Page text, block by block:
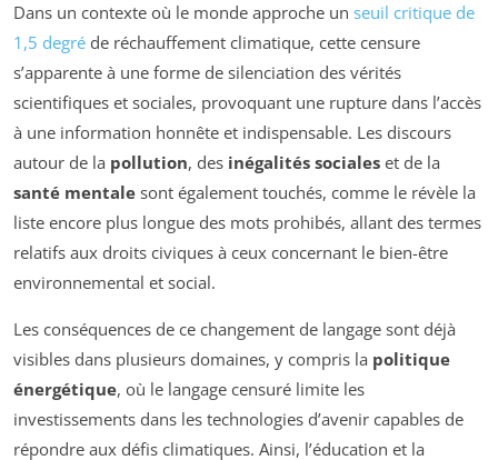
Dans un contexte où le monde approche un seuil critique de
1,5 degré de réchauffement climatique, cette censure
s’apparente à une forme de silenciation des vérités
scientifiques et sociales, provoquant une rupture dans l’accès
à une information honnête et indispensable. Les discours
autour de la pollution, des inégalités sociales et de la
santé mentale sont également touchés, comme le révèle la
liste encore plus longue des mots prohibés, allant des termes
relatifs aux droits civiques à ceux concernant le bien-être
environnemental et social.
Les conséquences de ce changement de langage sont déjà
visibles dans plusieurs domaines, y compris la politique
énergétique, où le langage censuré limite les
investissements dans les technologies d’avenir capables de
répondre aux défis climatiques. Ainsi, l’éducation et la